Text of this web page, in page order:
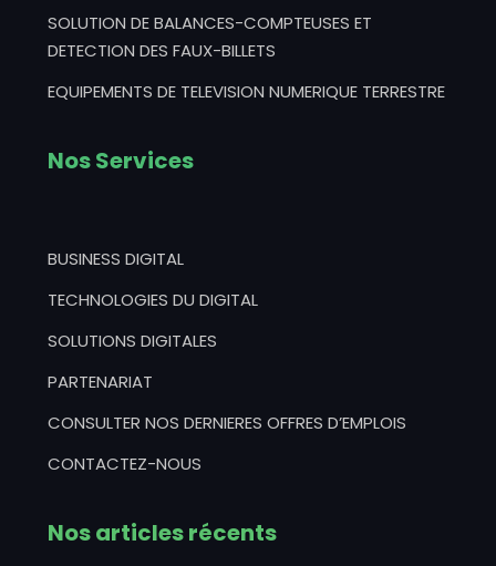
SOLUTION DE BALANCES-COMPTEUSES ET
DETECTION DES FAUX-BILLETS
EQUIPEMENTS DE TELEVISION NUMERIQUE TERRESTRE
Nos Services
BUSINESS DIGITAL
TECHNOLOGIES DU DIGITAL
SOLUTIONS DIGITALES
PARTENARIAT
CONSULTER NOS DERNIERES OFFRES D’EMPLOIS
CONTACTEZ-NOUS
Nos articles récents